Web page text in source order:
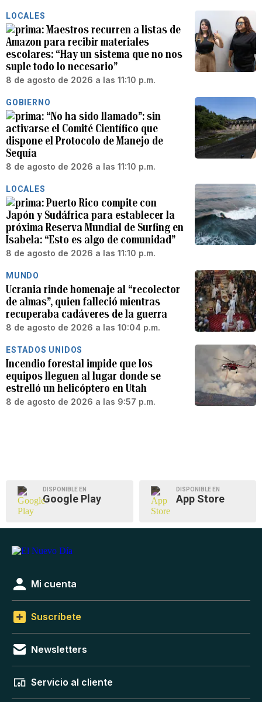
LOCALES
Maestros recurren a listas de
Amazon para recibir materiales
escolares: “Hay un sistema que no nos
suple todo lo necesario”
8 de agosto de 2026 a las 11:10 p.m.
GOBIERNO
“No ha sido llamado”: sin
activarse el Comité Científico que
dispone el Protocolo de Manejo de
Sequía
8 de agosto de 2026 a las 11:10 p.m.
LOCALES
Puerto Rico compite con
Japón y Sudáfrica para establecer la
próxima Reserva Mundial de Surfing en
Isabela: “Esto es algo de comunidad”
8 de agosto de 2026 a las 11:10 p.m.
MUNDO
Ucrania rinde homenaje al “recolector
de almas”, quien falleció mientras
recuperaba cadáveres de la guerra
8 de agosto de 2026 a las 10:04 p.m.
ESTADOS UNIDOS
Incendio forestal impide que los
equipos lleguen al lugar donde se
estrelló un helicóptero en Utah
8 de agosto de 2026 a las 9:57 p.m.
DISPONIBLE EN
Google Play
DISPONIBLE EN
App Store
Mi cuenta
Suscríbete
Newsletters
Servicio al cliente